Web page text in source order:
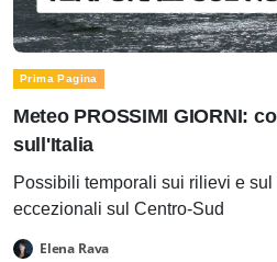
Prima Pagina
Meteo PROSSIMI GIORNI:
sull'Italia
Possibili temporali sui rilievi e sul
eccezionali sul Centro-Sud
Elena Rava